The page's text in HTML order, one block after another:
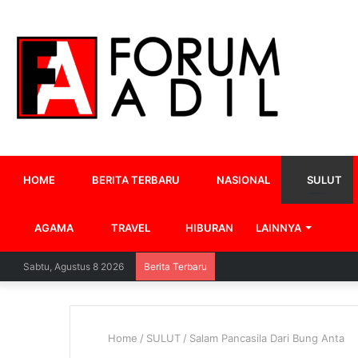
HOME BERITA TERBARU NASIONAL SULUT
AGAMA TRAVEL HIBURAN LAINNYA
Sabtu, Agustus 8 2026 Berita Terbaru
Home / SULUT / Salam Pancasila Dari Bung Anta